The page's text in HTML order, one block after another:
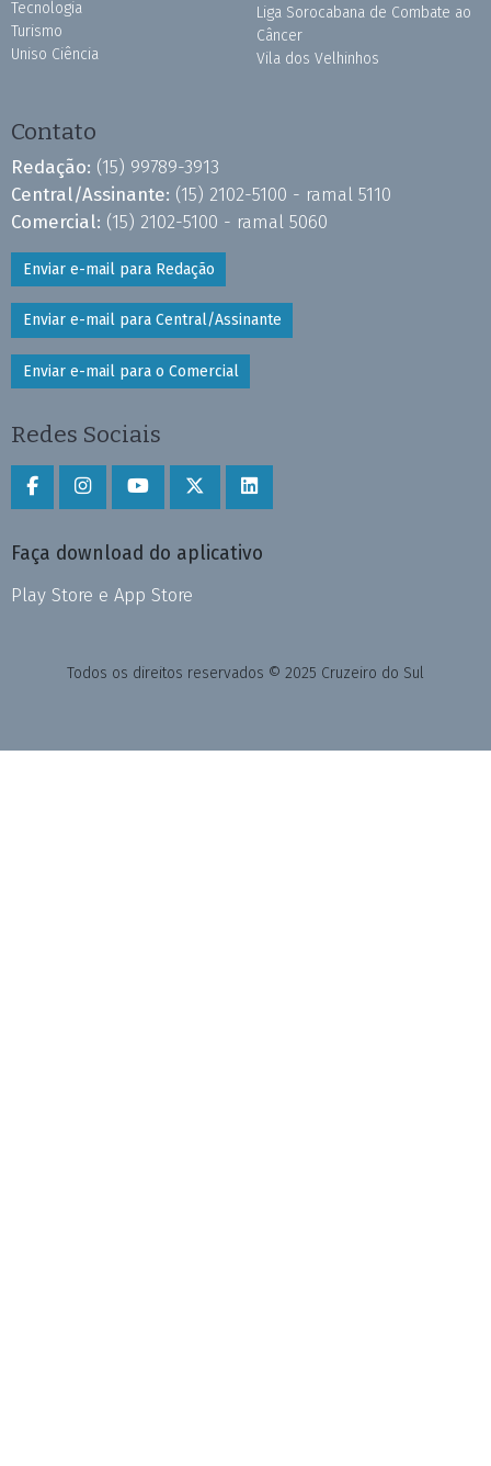
Tecnologia
Turismo
Uniso Ciência
Liga Sorocabana de Combate ao
Câncer
Vila dos Velhinhos
Contato
Redação: (15) 99789-3913
Central/Assinante: (15) 2102-5100 - ramal 5110
Comercial: (15) 2102-5100 - ramal 5060
Enviar e-mail para Redação
Enviar e-mail para Central/Assinante
Enviar e-mail para o Comercial
Redes Sociais
Faça download do aplicativo
Play Store e App Store
Todos os direitos reservados © 2025 Cruzeiro do Sul